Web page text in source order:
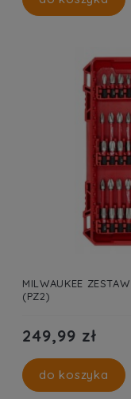
MILWAUKEE
(PZ2)
249,99 zł
do koszyka